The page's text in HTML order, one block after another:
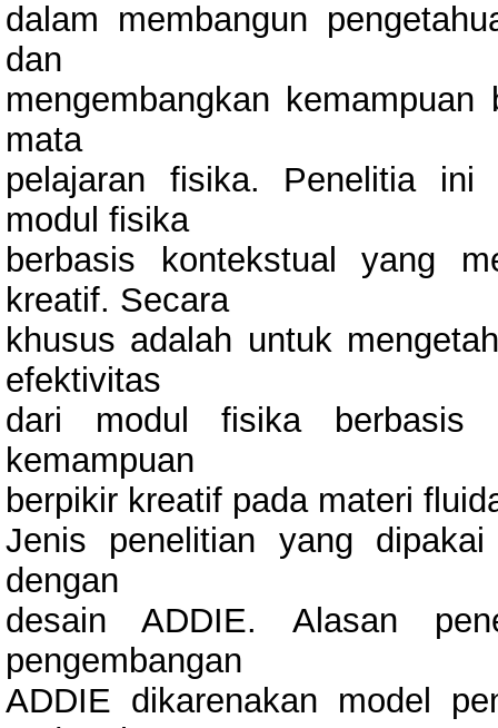
dalam membangun
dan
mengembangkan
mata
pelajaran fisika. Penelitia ini
modul fisika
berbasis kontekstual yang
kreatif. Secara
khusus adalah untuk
efektivitas
dari modul fisika berbasis
kemampuan
berpikir kreatif pada materi
Jenis penelitian yang
dengan
desain ADDIE. Alasan
pengembangan
ADDIE dikarenakan model